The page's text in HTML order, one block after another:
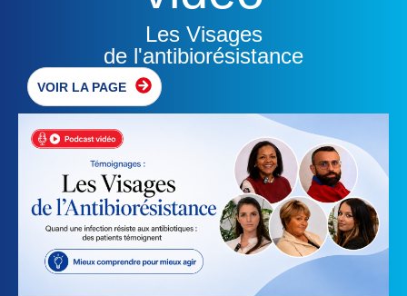
Les Visages
de l'antibiorésistance
VOIR LA PAGE